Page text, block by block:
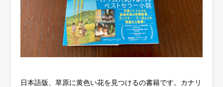
日本語版、草原に黄色い花を見つけるの書籍です。カナリ